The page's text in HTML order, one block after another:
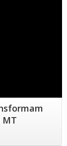
MT